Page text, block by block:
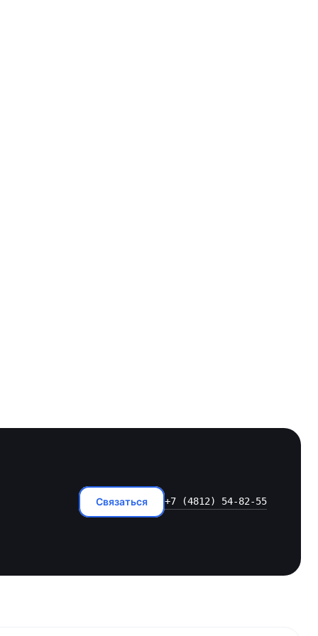
Связаться +7 (4812) 54-82-55